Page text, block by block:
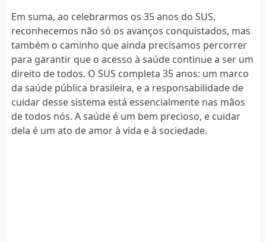
Em suma, ao celebrarmos os 35 anos do SUS,
reconhecemos não só os avanços conquistados, mas
também o caminho que ainda precisamos percorrer
para garantir que o acesso à saúde continue a ser um
direito de todos. O SUS completa 35 anos: um marco
da saúde pública brasileira, e a responsabilidade de
cuidar desse sistema está essencialmente nas mãos
de todos nós. A saúde é um bem precioso, e cuidar
dela é um ato de amor à vida e à sociedade.